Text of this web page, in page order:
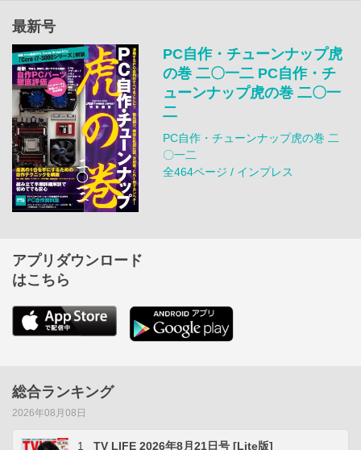
最新号
PC自作・チューンナップ虎
の巻 二〇一二 PC自作・チ
ューンナップ虎の巻 二〇一
二
PC自作・チューンナップ虎の巻 二
〇一二
全464ページ / インプレス
アプリダウンロード
はこちら
総合ランキング
2026年08月08日
1 TV LIFE 2026年8月21日号 [Lite版]